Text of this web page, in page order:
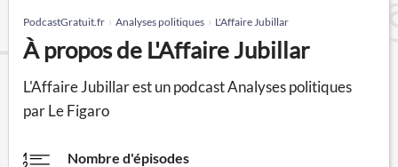
PodcastGratuit.fr Analyses politiques L'Affaire Jubillar
À propos de L'Affaire Jubillar
L'Affaire Jubillar est un podcast Analyses politiques
par Le Figaro
Nombre d'épisodes